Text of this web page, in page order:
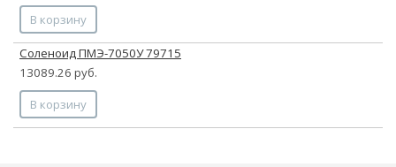
В корзину
Соленоид ПМЭ-7050У 79715
13089.26 руб.
В корзину